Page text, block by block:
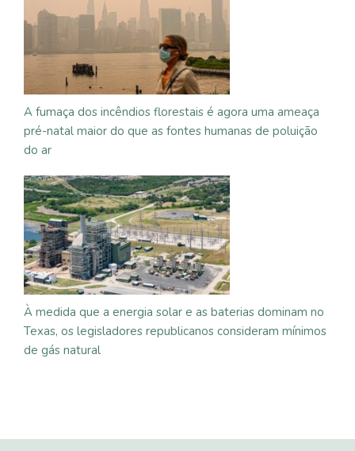
A fumaça dos incêndios florestais é agora uma ameaça
pré-natal maior do que as fontes humanas de poluição
do ar
À medida que a energia solar e as baterias dominam no
Texas, os legisladores republicanos consideram mínimos
de gás natural